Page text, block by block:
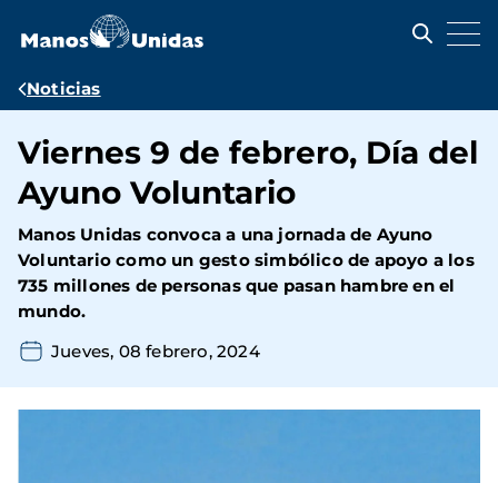
contenido
Ruta
navegación
Noticias
Viernes 9 de febrero, Día del
Ayuno Voluntario
Manos Unidas convoca a una jornada de Ayuno
Voluntario como un gesto simbólico de apoyo a los
735 millones de personas que pasan hambre en el
mundo.
Jueves, 08 febrero, 2024